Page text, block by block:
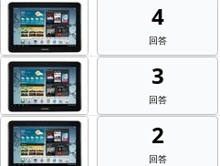
4
回答
3
回答
2
回答